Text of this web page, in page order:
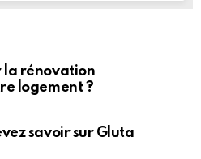
la rénovation
logement ?
savoir sur Gluta